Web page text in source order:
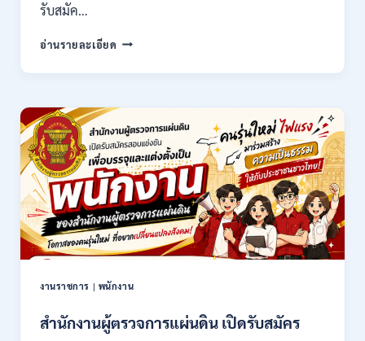
ผ่าน
ก
กพ.
สมัคร
ONLINE
17
–
28
สิงหาคม
2569
รับสมัค…
อ่านรายละเอียด มหาวิทยาลัย
ราช
ล้าน
เชียงใหม่
เปิด
รับ
สมัคร
คัด
เลือก
บุคคล
เพื่อ
เป็น
ชั่วคราว
หลาย
งานราชการ | พนักงาน
สำนักงานผู้ตรวจการแผ่นดิน เปิดรับสมัคร